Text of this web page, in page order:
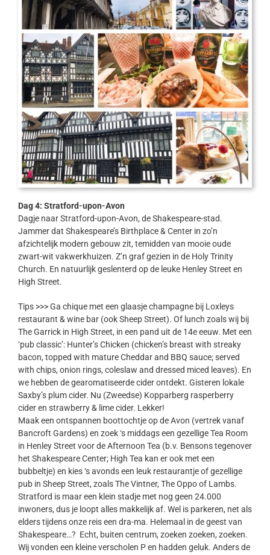
Dag 4: Stratford-upon-Avon
Dagje naar Stratford-upon-Avon, de Shakespeare-stad.
Jammer dat Shakespeare’s Birthplace & Center in zo’n
afzichtelijk modern gebouw zit, temidden van mooie oude
zwart-wit vakwerkhuizen. Z’n graf gezien in de Holy Trinity
Church. En natuurlijk geslenterd op de leuke Henley Street en
High Street.
Tips >>> Ga chique met een glaasje champagne bij Loxleys
restaurant & wine bar (ook Sheep Street). Of lunch zoals wij bij
The Garrick in High Street, in een pand uit de 14e eeuw. Met een
‘pub classic’: Hunter’s Chicken (chicken’s breast with streaky
bacon, topped with mature Cheddar and BBQ sauce; served
with chips, onion rings, coleslaw and dressed miced leaves). En
we hebben de gearomatiseerde cider ontdekt. Gisteren lokale
Saxby’s plum cider. Nu (Zweedse) Kopparberg rasperberry
cider en strawberry & lime cider. Lekker!
Maak een ontspannen boottochtje op de Avon (vertrek vanaf
Bancroft Gardens) en zoek ‘s middags een gezellige Tea Room
in Henley Street voor de Afternoon Tea (b.v. Bensons tegenover
het Shakespeare Center; High Tea kan er ook met een
bubbeltje) en kies ‘s avonds een leuk restaurantje of gezellige
pub in Sheep Street, zoals The Vintner, The Oppo of Lambs.
Stratford is maar een klein stadje met nog geen 24.000
inwoners, dus je loopt alles makkelijk af. Wel is parkeren, net als
elders tijdens onze reis een dra-ma. Helemaal in de geest van
Shakespeare…? Echt, buiten centrum, zoeken zoeken, zoeken.
Wij vonden een kleine verscholen P en hadden geluk. Anders de